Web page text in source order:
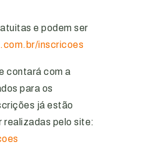
e podem ser
inscricoes
contará com a
para os
já estão
realizadas pelo site: